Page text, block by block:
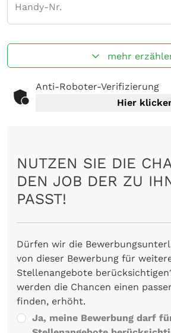
Handy-Nr.
mehr
Anti-Roboter-Verifizierung
Hier
NUTZEN SIE DIE
DEN JOB DER ZU
PASST!
Dürfen wir die
von dieser Bewerbung für
Stellenangebote
werden die Chancen einen
finden, erhöht.
Ja, meine Bewerbung darf